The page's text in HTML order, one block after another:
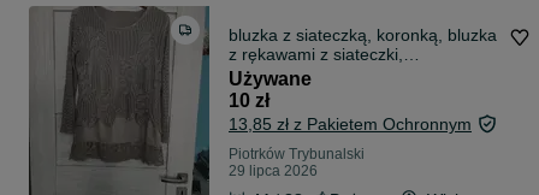
bluzka z siateczką, koronką, bluzka
z rękawami z siateczki,
dwuwarstwo
Używane
10 zł
13,85 zł z Pakietem Ochronnym
Piotrków Trybunalski
29 lipca 2026